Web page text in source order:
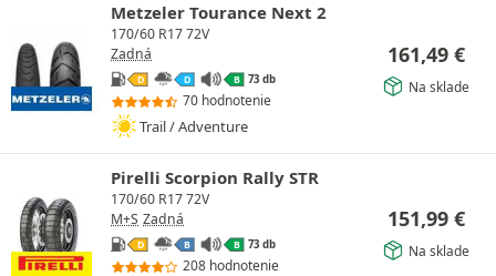
Metzeler Tourance Next 2
170/60 R17 72V
Zadná
D D B 73 db
70 hodnotenie
Trail / Adventure
161,49 €
Na sklade
Pirelli Scorpion Rally STR
170/60 R17 72V
M+S Zadná
D B B 73 db
208 hodnotenie
151,99 €
Na sklade